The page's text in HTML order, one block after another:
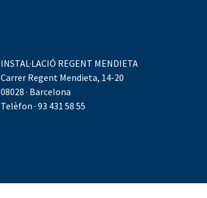
INSTAL·LACIÓ REGENT MENDIETA
Carrer Regent Mendieta, 14-20
08028 · Barcelona
Telèfon · 93 431 58 55